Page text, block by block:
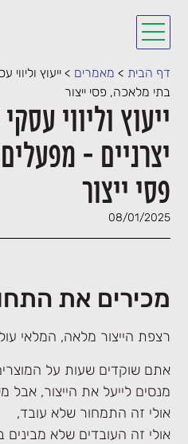
דף הבית > מאמרים >ייעוץ
בתי מלאכה, פסי ייצור
ייעוץ וליווי
יצרניים –
פסי ייצור
08/01/2025
מכירים את
רצפת הייצור מלאה, המלאי
אתם שוקדים שעות על
מנסים לייעל את הייצור,
אולי זה התמחור שלא עובד,
אולי זה העובדים שלא